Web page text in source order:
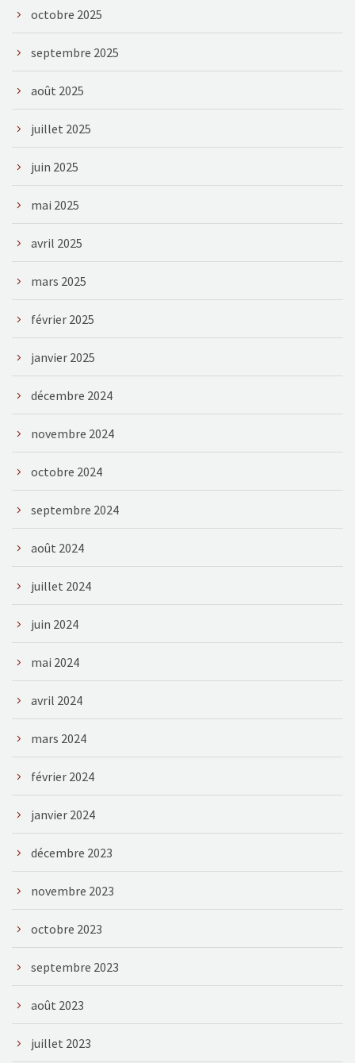
octobre 2025
septembre 2025
août 2025
juillet 2025
juin 2025
mai 2025
avril 2025
mars 2025
février 2025
janvier 2025
décembre 2024
novembre 2024
octobre 2024
septembre 2024
août 2024
juillet 2024
juin 2024
mai 2024
avril 2024
mars 2024
février 2024
janvier 2024
décembre 2023
novembre 2023
octobre 2023
septembre 2023
août 2023
juillet 2023